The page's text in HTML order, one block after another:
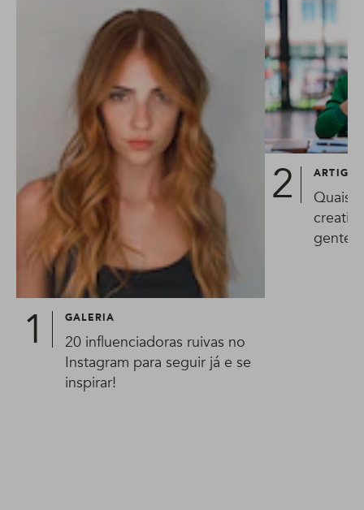
GALERIA
20 influenciadoras ruivas no
Instagram para seguir já e se
inspirar!
ARTIGO
Quais
gente